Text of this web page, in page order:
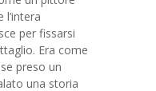
per fissarsi
Era come
preso un
una storia